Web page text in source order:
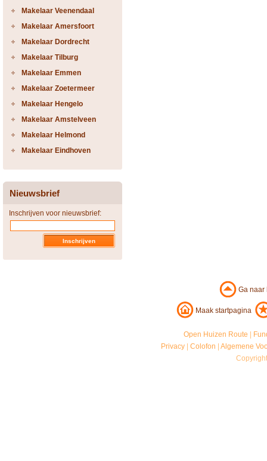
Makelaar Veenendaal
Makelaar Amersfoort
Makelaar Dordrecht
Makelaar Tilburg
Makelaar Emmen
Makelaar Zoetermeer
Makelaar Hengelo
Makelaar Amstelveen
Makelaar Helmond
Makelaar Eindhoven
Nieuwsbrief
Inschrijven voor nieuwsbrief:
Ga
Maak startpagina
Open Huizen Route
Privacy |Colofon |Algemene